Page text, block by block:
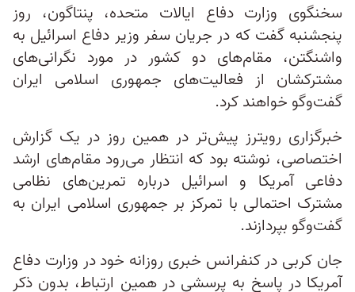
سخنگوی وزارت دفاع ایالات متحده، پنتاگون، روز
پنجشنبه گفت که در جریان سفر وزیر دفاع اسرائیل به
واشنگتن، مقام‌های دو کشور در مورد نگرانی‌های
مشترکشان از فعالیت‌های جمهوری اسلامی ایران
گفت‌وگو خواهند کرد.
خبرگزاری رویترز پیش‌تر در همین روز در یک گزارش
اختصاصی، نوشته بود که انتظار می‌رود مقام‌های ارشد
دفاعی آمریکا و اسرائیل درباره تمرین‌های نظامی
مشترک احتمالی با تمرکز بر جمهوری اسلامی ایران به
گفت‌وگو بپردازند.
جان کربی در کنفرانس خبری روزانه خود در وزارت دفاع
آمریکا در پاسخ به پرسشی در همین ارتباط، بدون ذکر